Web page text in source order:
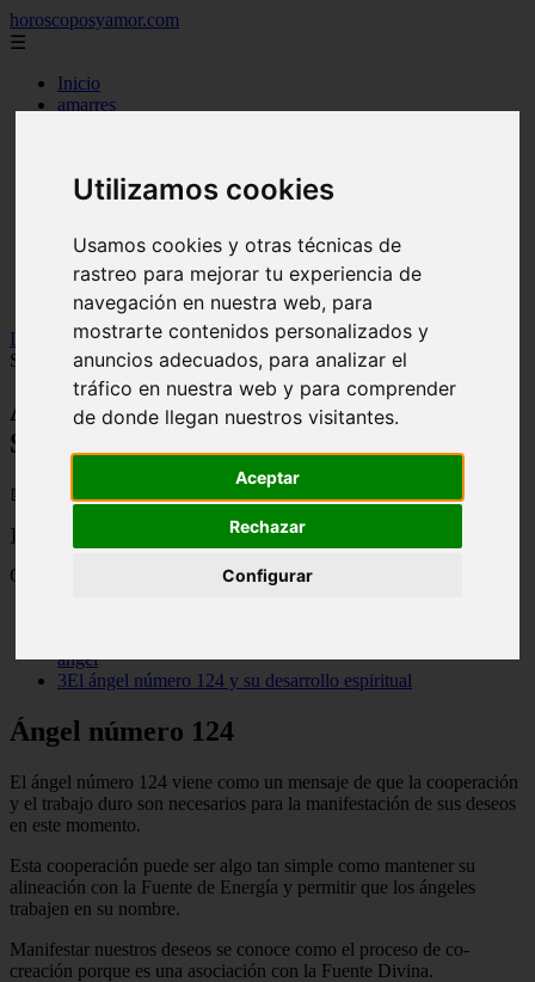
Utilizamos cookies
Usamos cookies y otras técnicas de
rastreo para mejorar tu experiencia de
navegación en nuestra web, para
mostrarte contenidos personalizados y
anuncios adecuados, para analizar el
tráfico en nuestra web y para comprender
de donde llegan nuestros visitantes.
Aceptar
Rechazar
Configurar
horoscoposyamor.com
☰
Inicio
amarres
novedades
personajes mitologicos
seres mitologicos
significado de los suenos
simbologia
Inicio
horoscopos >Ángel número 124 - Significado y
Simbolismo
Ángel número 124 - Significado y
Simbolismo
📅 04/09/2025
]]>
Contenido
ángel
3El ángel número 124 y su desarrollo espiritual
Ángel número 124
El ángel número 124 viene como un mensaje de que la cooperación
y el trabajo duro son necesarios para la manifestación de sus deseos
en este momento.
Esta cooperación puede ser algo tan simple como mantener su
alineación con la Fuente de Energía y permitir que los ángeles
trabajen en su nombre.
Manifestar nuestros deseos se conoce como el proceso de co-
creación porque es una asociación con la Fuente Divina.